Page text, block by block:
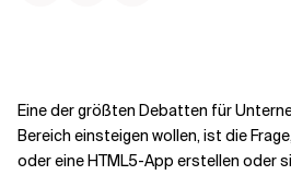
Eine der größten Debatten für
Bereich einsteigen wollen, ist die
oder eine HTML5-App erstellen oder